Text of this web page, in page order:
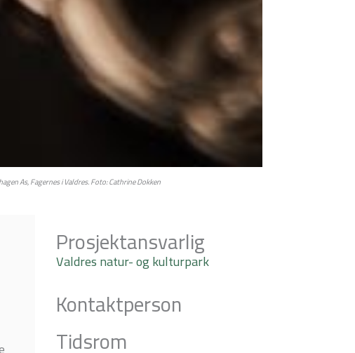
As, Fagernes i Valdres. Foto: Cathrine Dokken
Prosjektansvarlig
Valdres natur- og kulturpark
Kontaktperson
Tidsrom